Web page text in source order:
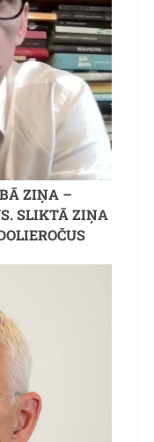
ZIŅA –
SLIKTĀ ZIŅA